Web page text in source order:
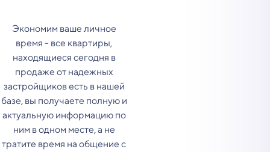
Экономим ваше личное
время - все квартиры,
находящиеся сегодня в
продаже от надежных
застройщиков есть в нашей
базе, вы получаете полную и
актуальную информацию по
ним в одном месте, а не
тратите время на общение с